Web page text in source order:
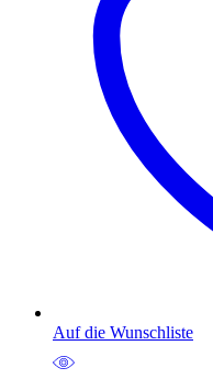
Auf die Wunschliste